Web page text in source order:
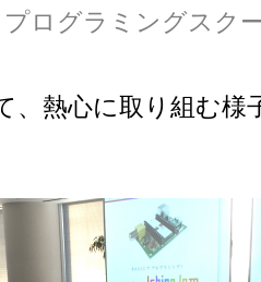
ログラミングスク
、熱心に取り組む様